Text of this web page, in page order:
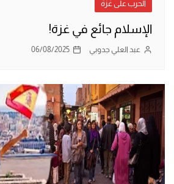
الحرب على غزة
الإسلام جائع في غزة!
عبد العلي جدوبي 06/08/2025